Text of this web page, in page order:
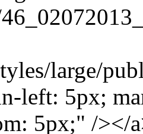
large/
left: 5px;
5px;" /></